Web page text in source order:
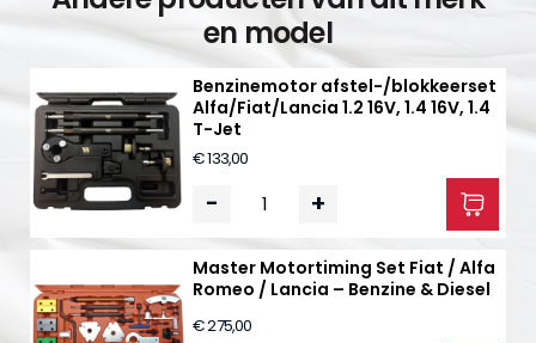
en model
Benzinemotor afstel-/blokkeerset
Alfa/Fiat/Lancia 1.2 16V, 1.4 16V, 1.4
T-Jet
€ 133,00
- +
Master Motortiming Set Fiat / Alfa
Romeo / Lancia – Benzine & Diesel
€ 275,00